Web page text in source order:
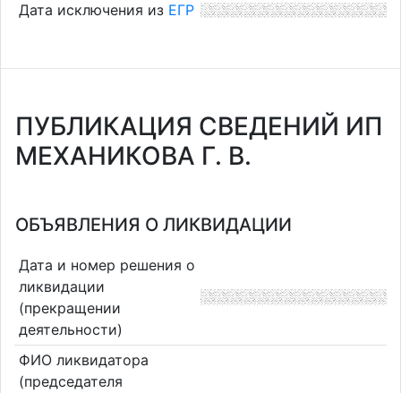
Дата исключения из ЕГР
ПУБЛИКАЦИЯ СВЕДЕНИЙ ИП
МЕХАНИКОВА Г. В.
ОБЪЯВЛЕНИЯ О ЛИКВИДАЦИИ
Дата и номер решения о
ликвидации
(прекращении
деятельности)
ФИО ликвидатора
(председателя